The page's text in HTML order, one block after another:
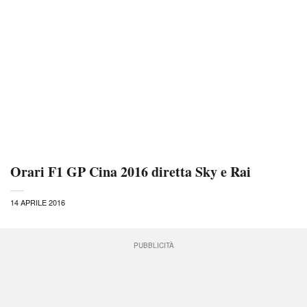
Orari F1 GP Cina 2016 diretta Sky e Rai
14 APRILE 2016
PUBBLICITÀ